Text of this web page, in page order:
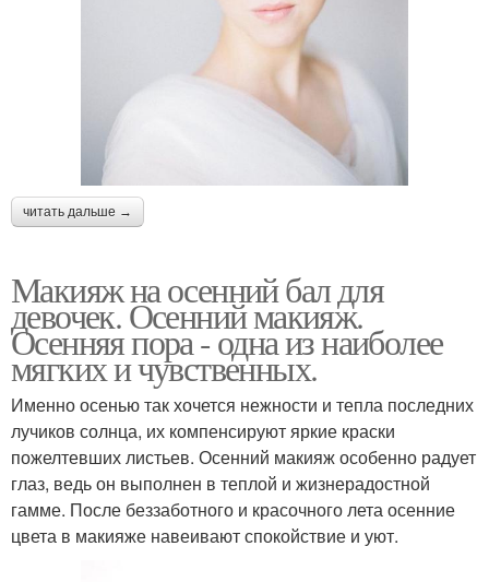
читать дальше →
Макияж на осенний бал для
девочек. Осенний макияж.
Осенняя пора - одна из наиболее
мягких и чувственных.
Именно осенью так хочется нежности и тепла последних
лучиков солнца, их компенсируют яркие краски
пожелтевших листьев. Осенний макияж особенно радует
глаз, ведь он выполнен в теплой и жизнерадостной
гамме. После беззаботного и красочного лета осенние
цвета в макияже навеивают спокойствие и уют.